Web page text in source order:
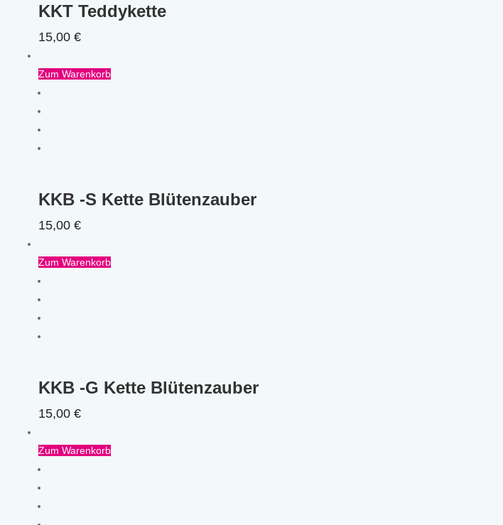
KKT Teddykette
15,00€
Zum Warenkorb
KKB -S Kette Blütenzauber
15,00€
Zum Warenkorb
KKB -G Kette Blütenzauber
15,00€
Zum Warenkorb